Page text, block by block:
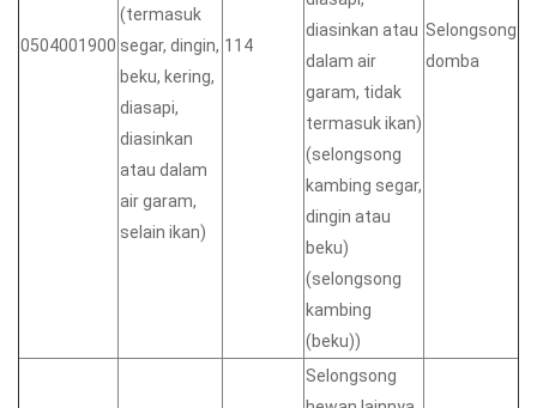
0504001900
(termasuk
segar, dingin,
beku, kering,
diasapi,
diasinkan
atau dalam
air garam,
selain ikan)
114
diasinkan atau
dalam air
garam, tidak
termasuk ikan)
(selongsong
kambing segar,
dingin atau
beku)
(selongsong
kambing
(beku))
Selongsong
domba
Selongsong